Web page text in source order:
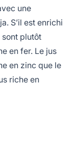
une
S’il est enrichi
plutôt
en fer. Le jus
en zinc que le
riche en